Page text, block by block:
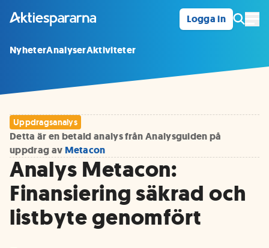
Logga in
NyheterAnalyserAktiviteter
Uppdragsanalys
Detta är en betald analys från Analysguiden på
uppdrag av Metacon
Analys Metacon:
Finansiering säkrad och
listbyte genomfört